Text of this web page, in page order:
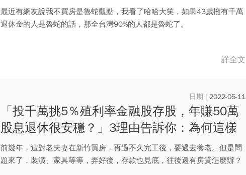
最近有網友說我不買房是魯蛇觀點，我看了哈哈大笑，如果43歲擁有千萬
退休金的人是魯蛇的話，那全台灣90%的人都是魯蛇了。
詳全文
2022-05-11
「投千萬挑5％殖利率金融股存股，年賺50萬
股息退休很安穩？」3理由告訴你：為何這樣
非常危險
前幾年，這對老夫妻在新竹買房，再過不久完工後，要過去養老。但是問
題來了，裝潢、家具等等，弄好後，存款也見底，往後還有房貸怎麼辦？